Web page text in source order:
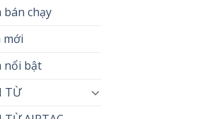
bán chạy
mới
nổi bật
TỪ